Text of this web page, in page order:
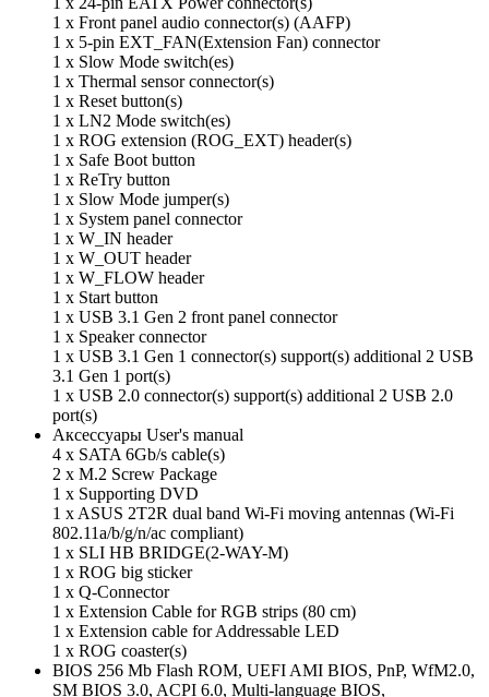
1 x Front panel audio connector(s) (AAFP)
1 x 5-pin EXT_FAN(Extension Fan) connector
1 x Slow Mode switch(es)
1 x Thermal sensor connector(s)
1 x Reset button(s)
1 x LN2 Mode switch(es)
1 x ROG extension (ROG_EXT) header(s)
1 x Safe Boot button
1 x ReTry button
1 x Slow Mode jumper(s)
1 x System panel connector
1 x W_IN header
1 x W_OUT header
1 x W_FLOW header
1 x Start button
1 x USB 3.1 Gen 2 front panel connector
1 x Speaker connector
1 x USB 3.1 Gen 1 connector(s) support(s) additional 2 USB
3.1 Gen 1 port(s)
1 x USB 2.0 connector(s) support(s) additional 2 USB 2.0
port(s)
Аксессуары User's manual
4 x SATA 6Gb/s cable(s)
2 x M.2 Screw Package
1 x Supporting DVD
1 x ASUS 2T2R dual band Wi-Fi moving antennas (Wi-Fi
802.11a/b/g/n/ac compliant)
1 x SLI HB BRIDGE(2-WAY-M)
1 x ROG big sticker
1 x Q-Connector
1 x Extension Cable for RGB strips (80 cm)
1 x Extension cable for Addressable LED
1 x ROG coaster(s)
BIOS 256 Mb Flash ROM, UEFI AMI BIOS, PnP, WfM2.0,
SM BIOS 3.0, ACPI 6.0, Multi-language BIOS,